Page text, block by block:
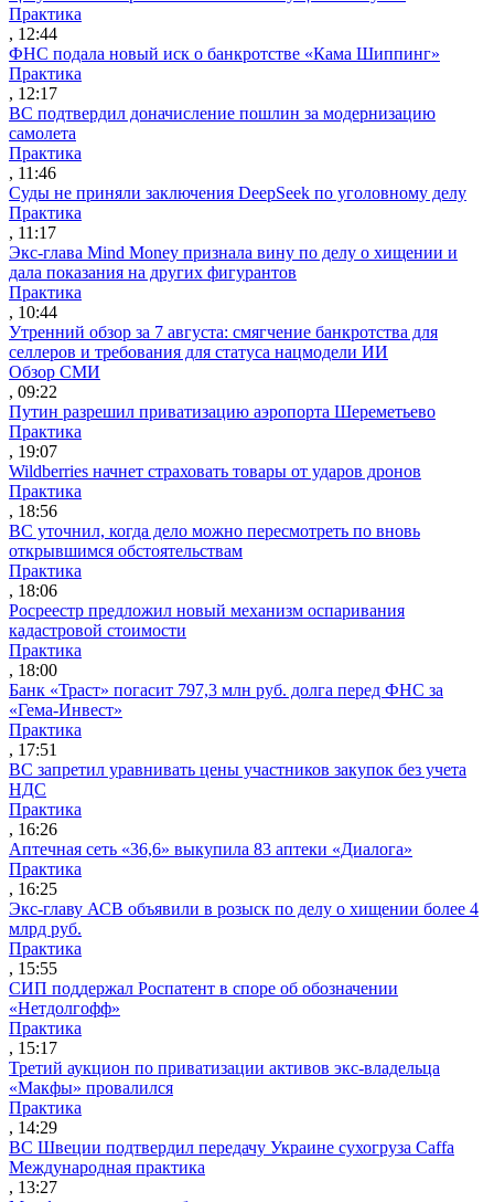
Практика
, 12:44
ФНС подала новый иск о банкротстве «Кама Шиппинг»
Практика
, 12:17
ВС подтвердил доначисление пошлин за модернизацию
самолета
Практика
, 11:46
Суды не приняли заключения DeepSeek по уголовному делу
Практика
, 11:17
Экс-глава Mind Money признала вину по делу о хищении и
дала показания на других фигурантов
Практика
, 10:44
Утренний обзор за 7 августа: смягчение банкротства для
селлеров и требования для статуса нацмодели ИИ
Обзор СМИ
, 09:22
Путин разрешил приватизацию аэропорта Шереметьево
Практика
, 19:07
Wildberries начнет страховать товары от ударов дронов
Практика
, 18:56
ВС уточнил, когда дело можно пересмотреть по вновь
открывшимся обстоятельствам
Практика
, 18:06
Росреестр предложил новый механизм оспаривания
кадастровой стоимости
Практика
, 18:00
Банк «Траст» погасит 797,3 млн руб. долга перед ФНС за
«Гема-Инвест»
Практика
, 17:51
ВС запретил уравнивать цены участников закупок без учета
НДС
Практика
, 16:26
Аптечная сеть «36,6» выкупила 83 аптеки «Диалога»
Практика
, 16:25
Экс-главу АСВ объявили в розыск по делу о хищении более 4
млрд руб.
Практика
, 15:55
СИП поддержал Роспатент в споре об обозначении
«Нетдолгофф»
Практика
, 15:17
Третий аукцион по приватизации активов экс-владельца
«Макфы» провалился
Практика
, 14:29
ВС Швеции подтвердил передачу Украине сухогруза Caffa
Международная практика
, 13:27